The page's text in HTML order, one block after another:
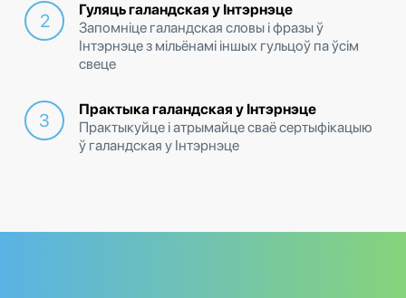
Гуляць галандская у Інтэрнэце
Запомніце галандская словы і фразы ў
Інтэрнэце з мільёнамі іншых гульцоў па ўсім
свеце
Практыка галандская у Інтэрнэце
Практыкуйце і атрымайце сваё сертыфікацыю
ў галандская у Інтэрнэце